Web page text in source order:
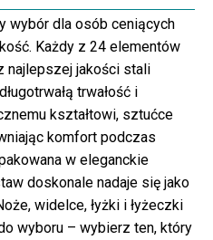
wybór dla osób ceniących
Każdy z 24 elementów
najlepszej jakości stali
trwałość i
kształtowi, sztućce
komfort podczas
w eleganckie
doskonale nadaje się jako
widelce, łyżki i łyżeczki
wyboru – wybierz ten, który